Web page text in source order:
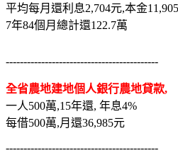
平均每月還利息2,704元,本金
7年84個月總計還122.7萬
-------------------------------------------
全省農地建地個人銀行農地貸款,
一人500萬,15年還, 年息4%
每借500萬,月還36,985元
-------------------------------------------